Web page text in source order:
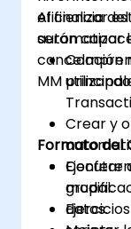
eficiencia
automatizar
cancelación
MM
Al finalizar
serán
Crear y
Ejecutar
datos.
Formato del
grupal.